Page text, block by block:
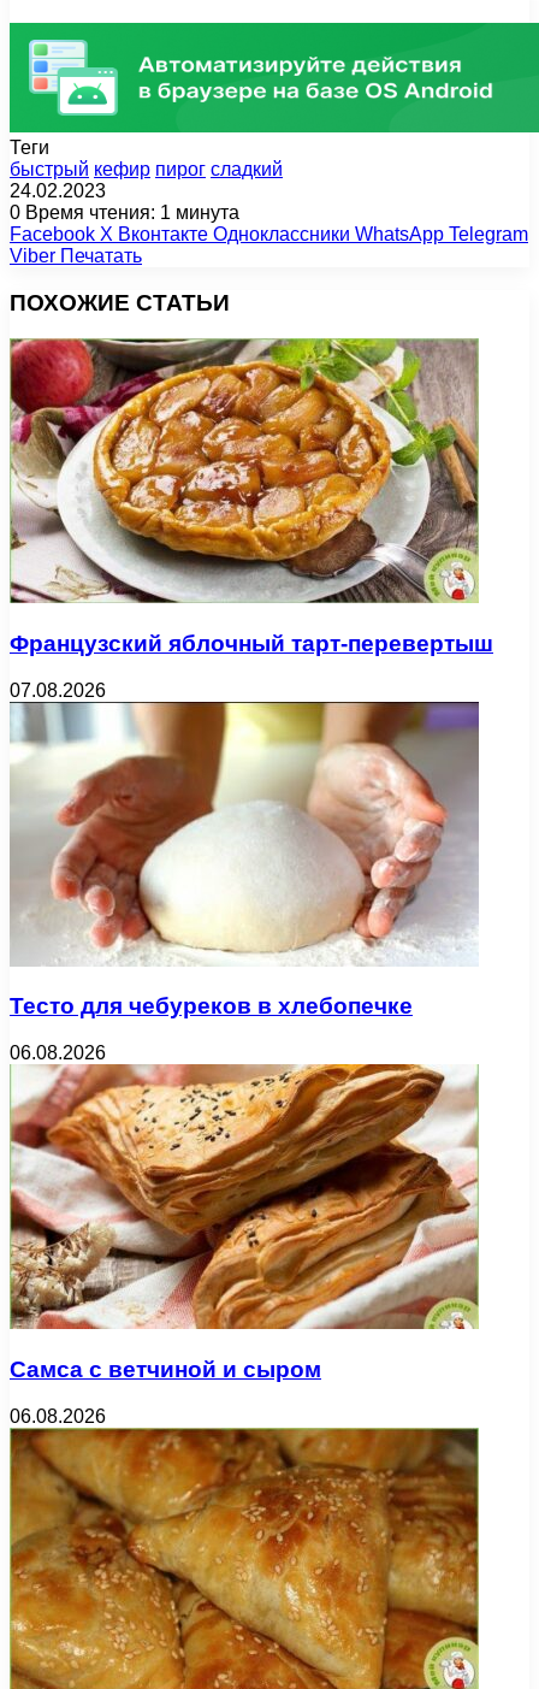
Теги
быстрый кефир пирог сладкий
24.02.2023
0 Время чтения: 1 минута
Facebook X Вконтакте Одноклассники WhatsApp Telegram
Viber Печатать
ПОХОЖИЕ СТАТЬИ
Французский яблочный тарт-перевертыш
07.08.2026
Тесто для чебуреков в хлебопечке
06.08.2026
Самса с ветчиной и сыром
06.08.2026